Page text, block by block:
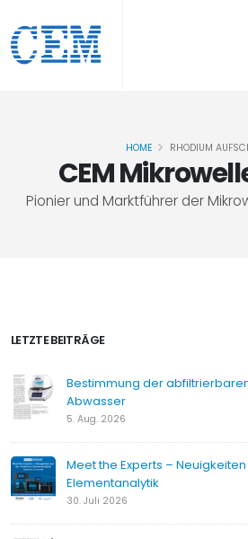
CEM
Pionier und Marktführer der
HOME RHODIUM
LETZTE BEITRÄGE
Bestimmung der
Abwasser
5. Aug. 2026
Meet the Experts –
Elementanalytik
30. Juli 2026